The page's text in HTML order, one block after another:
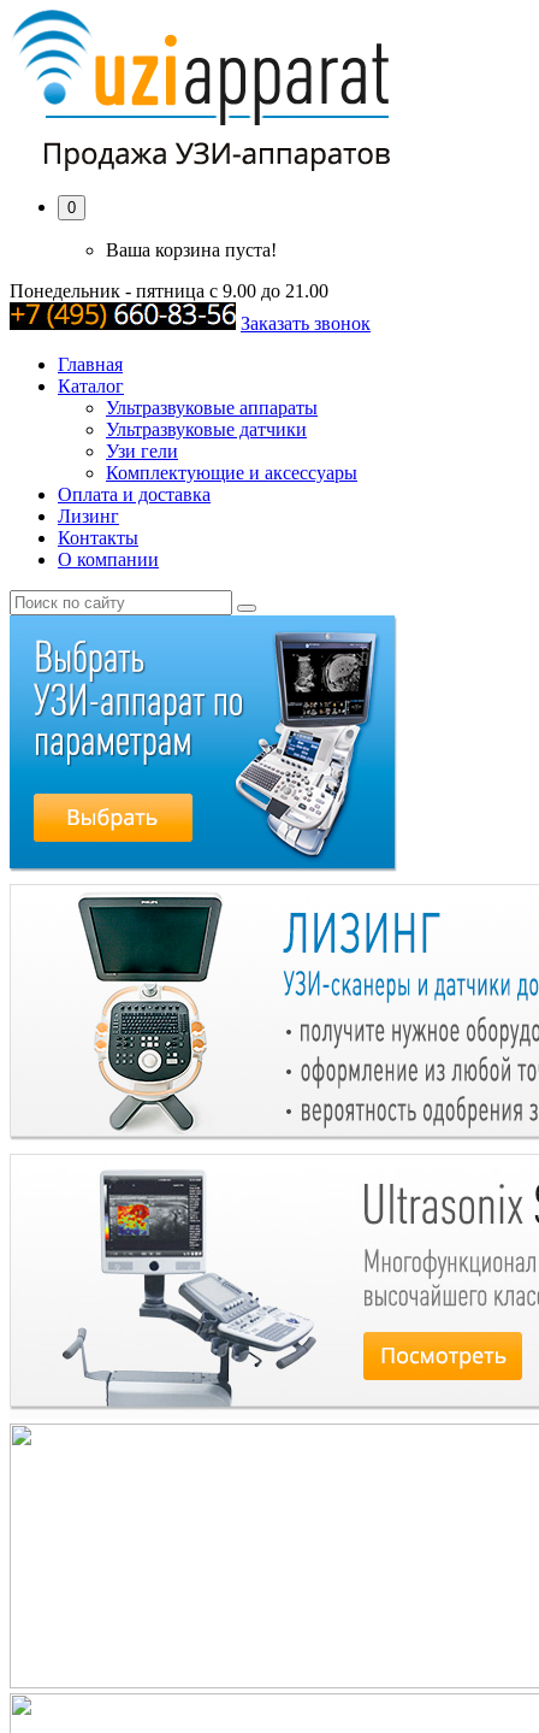
0
Ваша корзина пуста!
Понедельник - пятница с 9.00 до 21.00
Заказать звонок
Главная
Каталог
Ультразвуковые аппараты
Ультразвуковые датчики
Узи гели
Комплектующие и аксессуары
Оплата и доставка
Лизинг
Контакты
О компании